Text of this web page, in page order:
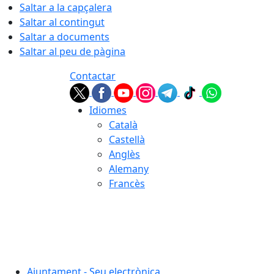
Saltar a la capçalera
Saltar al contingut
Saltar a documents
Saltar al peu de pàgina
Contactar
Idiomes
Català
Castellà
Anglès
Alemany
Francès